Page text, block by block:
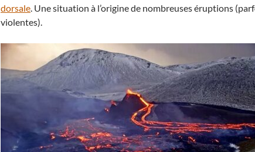
dorsale. Une situation à l’origine de nombreuses éruptions
violentes).